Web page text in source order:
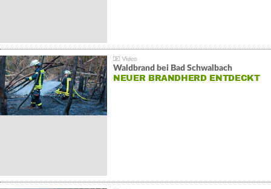
Waldbrand bei Bad Schwalbach
NEUER BRANDHERD ENTDECKT